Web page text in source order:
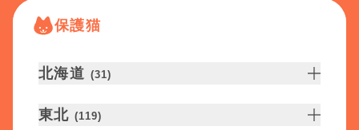
保護猫
北海道 (31)
東北 (119)